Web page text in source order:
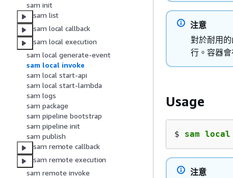
sam init
sam list
sam local callback
sam local execution
sam local generate-event
sam local invoke
sam local start-api
sam local start-lambda
sam logs
sam package
sam pipeline bootstrap
sam pipeline init
sam publish
sam remote callback
sam remote execution
sam remote invoke
注意
對於耐用的
行。容器
Usage
$ sam
注意